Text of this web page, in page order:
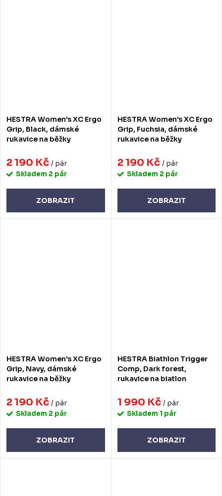
HESTRA Women's XC Ergo
Grip, Black, dámské
rukavice na běžky
2 190 Kč / pár
Skladem 2 pár
ZOBRAZIT
HESTRA Women's XC Ergo
Grip, Fuchsia, dámské
rukavice na běžky
2 190 Kč / pár
Skladem 2 pár
ZOBRAZIT
HESTRA Women's XC Ergo
Grip, Navy, dámské
rukavice na běžky
2 190 Kč / pár
Skladem 2 pár
ZOBRAZIT
HESTRA Biathlon Trigger
Comp, Dark forest,
rukavice na biatlon
1 990 Kč / pár
Skladem 1 pár
ZOBRAZIT